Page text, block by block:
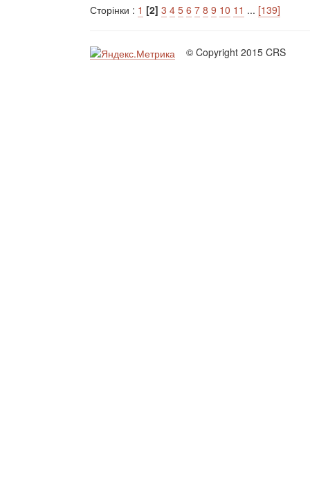
Сторінки : 1 [2] 3 4 5 6 7 8 9 10 11 ... [139]
© Copyright 2015 CRS